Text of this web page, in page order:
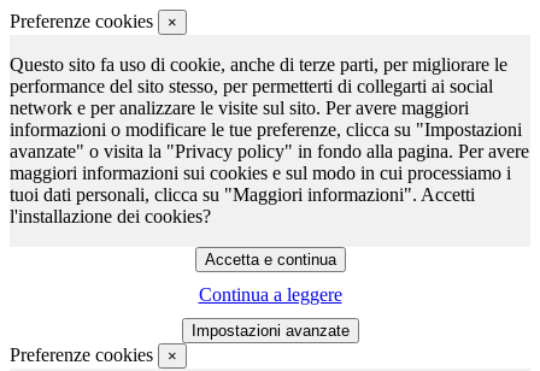
Preferenze cookies ×
Questo sito fa uso di cookie, anche di terze parti, per migliorare le
performance del sito stesso, per permetterti di collegarti ai social
network e per analizzare le visite sul sito. Per avere maggiori
informazioni o modificare le tue preferenze, clicca su "Impostazioni
avanzate" o visita la "Privacy policy" in fondo alla pagina. Per avere
maggiori informazioni sui cookies e sul modo in cui processiamo i
tuoi dati personali, clicca su "Maggiori informazioni". Accetti
l'installazione dei cookies?
Continua a leggere
Preferenze cookies ×